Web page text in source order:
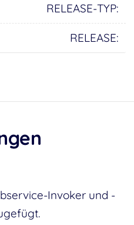
RELEASE-TYP:
RELEASE:
Invoker und -